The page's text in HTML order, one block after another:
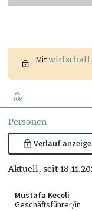
Mit
TOP
Personen
Verlauf
Aktuell, seit
Mustafa Keceli
Geschäftsführer/in